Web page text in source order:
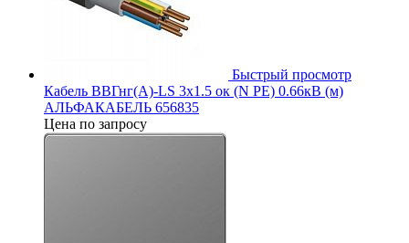
Быстрый просмотр
Кабель ВВГнг(А)-LS 3х1.5 ок (N PE) 0.66кВ (м)
АЛЬФАКАБЕЛЬ 656835
Цена по запросу